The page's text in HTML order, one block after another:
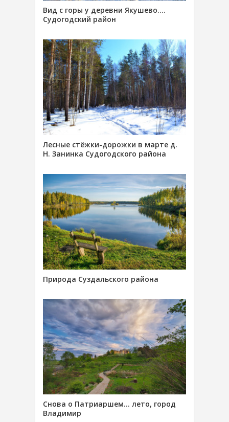
Вид с горы у деревни Якушево….
Судогодский район
Лесные стёжки-дорожки в марте д.
Н. Занинка Судогодского района
Природа Суздальского района
Снова о Патриаршем… лето, город
Владимир